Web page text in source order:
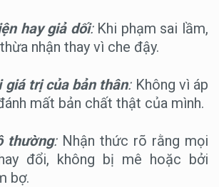
hay giả dối: Khi phạm sai lầm,
nhận thay vì che đậy.
giá trị của bản thân: Không vì áp
mất bản chất thật của mình.
thường: Nhận thức rõ rằng mọi
đổi, không bị mê hoặc bởi
bợ.